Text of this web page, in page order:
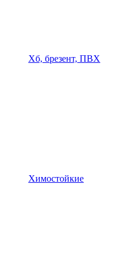
Хб, брезент, ПВХ
Химостойкие